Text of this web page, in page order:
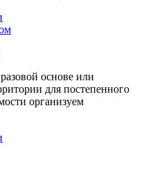
основе или
для постепенного
организуем